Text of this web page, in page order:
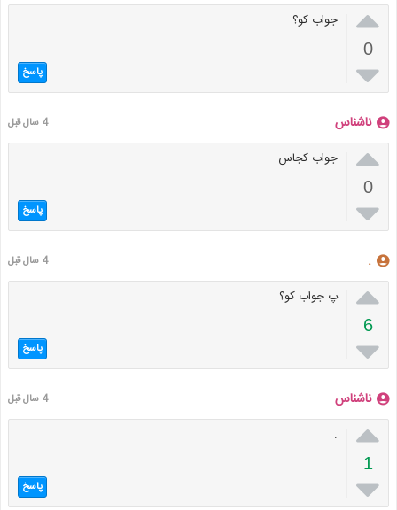

0

جواب کو؟
پاسخ
ناشناس 4 سال قبل

0

جواب کجاس
پاسخ
. 4 سال قبل

6

پ جواب کو؟
پاسخ
ناشناس 4 سال قبل

1

.
پاسخ